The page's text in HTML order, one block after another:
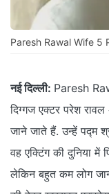
Paresh Rawal Wife 5
नई दिल्ली: Paresh
दिग्गज एक्टर परेश
जाने जाते हैं. उन्हें पद्म
वह एक्टिंग की दुनिया
लेकिन बहुत कम लोग